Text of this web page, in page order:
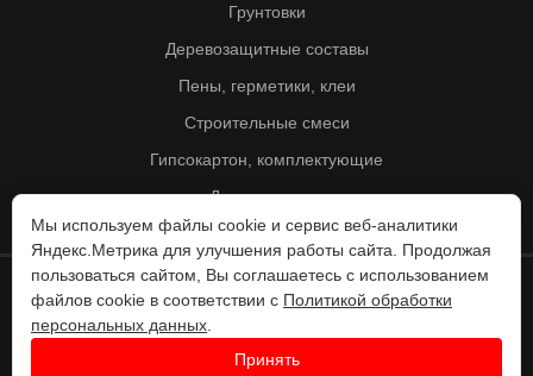
Грунтовки
Деревозащитные составы
Пены, герметики, клеи
Строительные смеси
Гипсокартон, комплектующие
Другие товары
© Колорит 1995 - 2026
Разработка веб-сайта -
Мы используем файлы cookie и сервис веб-аналитики
Яндекс.Метрика для улучшения работы сайта. Продолжая
пользоваться сайтом, Вы соглашаетесь с использованием
файлов cookie в соответствии с Политикой обработки
персональных данных
Принять